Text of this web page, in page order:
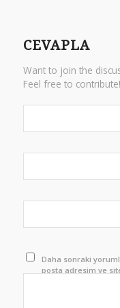
CEVAPLA
Want to join the
Feel free to contribute!
Daha sonraki
posta adresim ve